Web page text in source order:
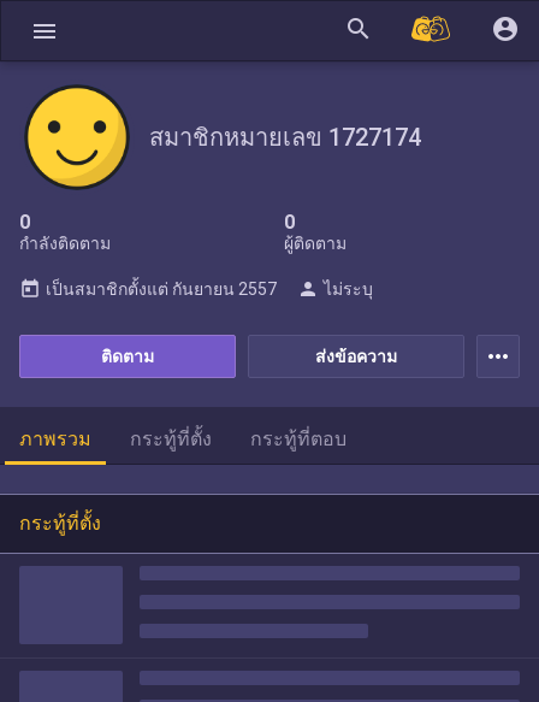
menu search account_circle
สมาชิกหมายเลข 1727174
0
กำลังติดตาม
0
ผู้ติดตาม
ส่งข้อความ
ติดตาม
today เป็นสมาชิกตั้งแต่ กันยายน 2557 person ไม่ระบุ
more_horiz
ภาพรวม กระทู้ที่ตั้ง กระทู้ที่ตอบ
กระทู้ที่ตั้ง